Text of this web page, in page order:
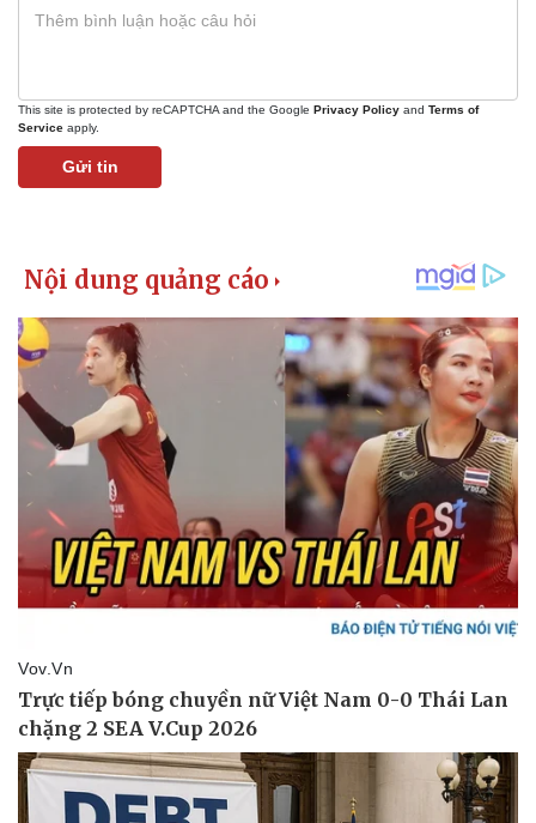
Vụ án
Tin nóng
Tư vấn luật
Vũ khí
Phân tích
This site is protected by reCAPTCHA and the Google Privacy Policy and Terms of
Service apply.
Gửi tin